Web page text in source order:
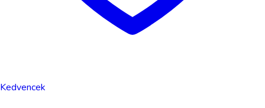
Kedvencek